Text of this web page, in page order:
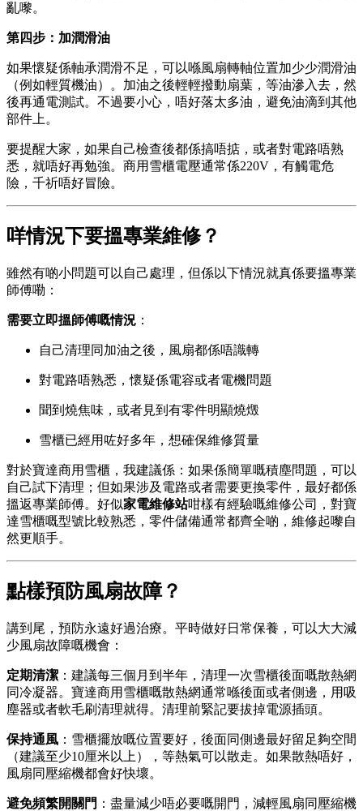
亂嚟。
第四步：加潤滑油
如果懷疑係軸承潤滑不足，可以喺風扇轉軸位置加少少潤滑油
（例如輕質機油）。加油之後輕輕撥動扇葉，等油滲入去，然
後再通電測試。不過要小心，唔好落太多油，避免油滴到其他
部件上。
要提醒大家，如果自己檢查後都係搞唔掂，或者對電路唔熟
悉，就唔好再勉強。商用雪櫃電壓通常係220V，有觸電危
險，千祈唔好冒險。
咩情況下要搵專業維修？
雖然有啲小問題可以自己處理，但係以下情況就真係要搵專業
師傅嘞：
需要立即搵師傅嘅情況 ：
自己清理同加油之後，風扇都係唔識轉
對電路唔熟悉，懷疑係電容或者電機問題
聞到燒焦味，或者見到有零件明顯燒燬
雪櫃已經用咗好多年，想確保維修質量
對於寶達商用雪櫃，我建議係：如果係簡單嘅積塵問題，可以
自己試下清理；但如果涉及電路或者需要更換零件，最好都係
搵返專業師傅。好似家電維修站咁樣有經驗嘅維修公司，對寶
達雪櫃嘅型號比較熟悉，零件儲備通常都齊全啲，維修起嚟自
然更順手。
點樣預防風扇故障？
講到尾，預防永遠好過治療。平時做好日常保養，可以大大減
少風扇故障嘅機會：
定期清潔 ：建議每三個月到半年，清理一次雪櫃後面嘅散熱網
同冷凝器。寶達商用雪櫃嘅散熱網通常喺後面或者側邊，用吸
塵器或者軟毛刷清理就得。清理前緊記要拔掉電源插頭。
保持通風 ：雪櫃擺放嘅位置要好，後面同側邊最好留足夠空間
（建議至少10厘米以上），等熱氣可以散走。如果散熱唔好，
風扇同壓縮機都會好快壞。
避免頻繁開關門 ：盡量減少唔必要嘅開門，減輕風扇同壓縮機